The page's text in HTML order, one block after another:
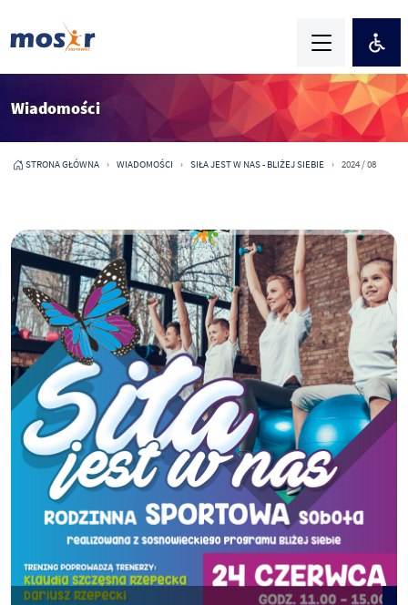
Wiadomości
STRONA GŁÓWNA WIADOMOŚCI SIŁA JEST W NAS - BLIŻEJ SIEBIE 2024 / 08